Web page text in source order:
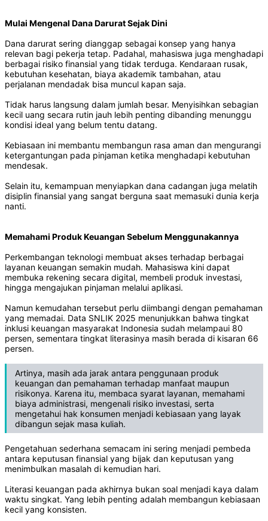
Mulai Mengenal Dana Darurat Sejak Dini
Dana darurat sering dianggap sebagai konsep yang hanya
relevan bagi pekerja tetap. Padahal, mahasiswa juga menghadapi
berbagai risiko finansial yang tidak terduga. Kendaraan rusak,
kebutuhan kesehatan, biaya akademik tambahan, atau
perjalanan mendadak bisa muncul kapan saja.
Tidak harus langsung dalam jumlah besar. Menyisihkan sebagian
kecil uang secara rutin jauh lebih penting dibanding menunggu
kondisi ideal yang belum tentu datang.
Kebiasaan ini membantu membangun rasa aman dan mengurangi
ketergantungan pada pinjaman ketika menghadapi kebutuhan
mendesak.
Selain itu, kemampuan menyiapkan dana cadangan juga melatih
disiplin finansial yang sangat berguna saat memasuki dunia kerja
nanti.
Memahami Produk Keuangan Sebelum Menggunakannya
Perkembangan teknologi membuat akses terhadap berbagai
layanan keuangan semakin mudah. Mahasiswa kini dapat
membuka rekening secara digital, membeli produk investasi,
hingga mengajukan pinjaman melalui aplikasi.
Namun kemudahan tersebut perlu diimbangi dengan pemahaman
yang memadai. Data SNLIK 2025 menunjukkan bahwa tingkat
inklusi keuangan masyarakat Indonesia sudah melampaui 80
persen, sementara tingkat literasinya masih berada di kisaran 66
persen.
Artinya, masih ada jarak antara penggunaan produk
keuangan dan pemahaman terhadap manfaat maupun
risikonya. Karena itu, membaca syarat layanan, memahami
biaya administrasi, mengenali risiko investasi, serta
mengetahui hak konsumen menjadi kebiasaan yang layak
dibangun sejak masa kuliah.
Pengetahuan sederhana semacam ini sering menjadi pembeda
antara keputusan finansial yang bijak dan keputusan yang
menimbulkan masalah di kemudian hari.
Literasi keuangan pada akhirnya bukan soal menjadi kaya dalam
waktu singkat. Yang lebih penting adalah membangun kebiasaan
kecil yang konsisten.